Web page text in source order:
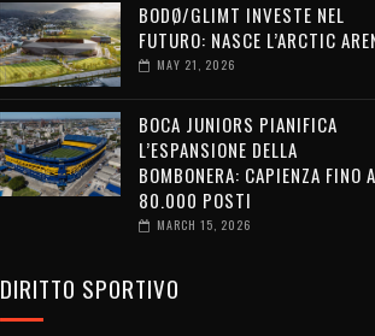
BODØ/GLIMT INVESTE NEL
FUTURO: NASCE L’ARCTIC
MAY 21, 2026
BOCA JUNIORS PIANIFICA
L’ESPANSIONE DELLA
BOMBONERA: CAPIENZA FINO A
80.000 POSTI
MARCH 15, 2026
DIRITTO SPORTIVO